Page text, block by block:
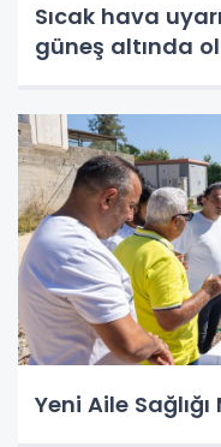
Sıcak hava
güneş altında
Yeni Aile